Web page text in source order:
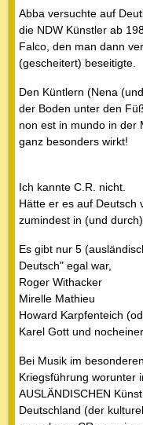
Abba versuchte auf
die NDW Künstler ab
Falco, den man dann
(gescheitert) beseitigte.
Den Küntlern (Nena
der Boden unter den
non est in mundo in der
ganz besonders wirkt!
Ich kannte C.R. nicht.
Hätte er es auf Deutsch
zumindest in (und
Es gibt nur 5
Deutsch" egal war,
Roger Withacker
Mirelle Mathieu
Howard Karpfenteich
Karel Gott und nocheiner
Bei Musik im
Kriegsführung worunter
AUSLÄNDISCHEN
Deutschland (der